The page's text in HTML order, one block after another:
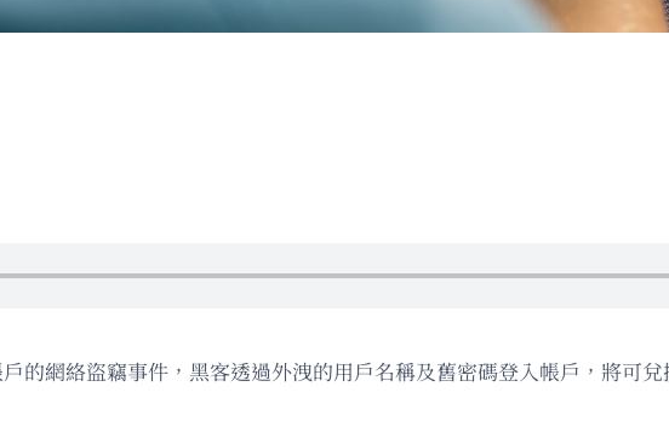
的網絡盜竊事件，黑客透過外洩的用戶名稱及舊密碼登入帳戶，將可